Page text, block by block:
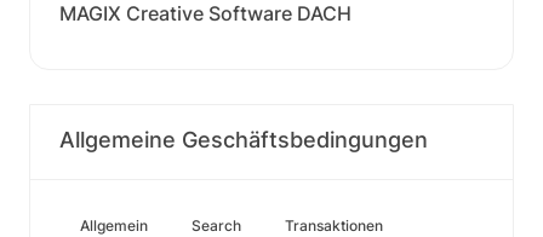
MAGIX Creative Software DACH
Allgemeine Geschäftsbedingungen
Allgemein Search Transaktionen